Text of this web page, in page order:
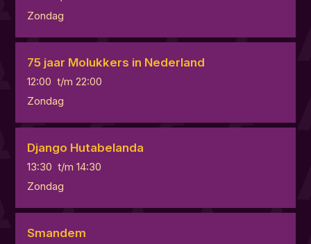
Zondag
75 jaar Molukkers in Nederland
12:00 t/m22:00
Zondag
Django Hutabelanda
13:30 t/m14:30
Zondag
Smandem